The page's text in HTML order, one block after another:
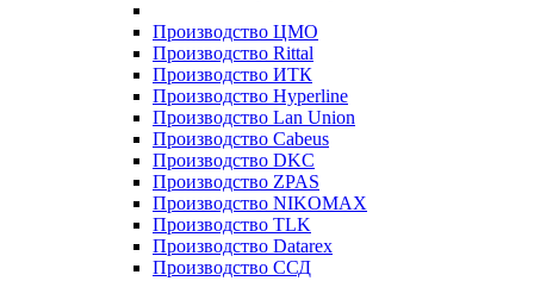
Производство ЦМО
Производство Rittal
Производство ИТК
Производство Hyperline
Производство Lan Union
Производство Cabeus
Производство DKC
Производство ZPAS
Производство NIKOMAX
Производство TLK
Производство Datarex
Производство ССД